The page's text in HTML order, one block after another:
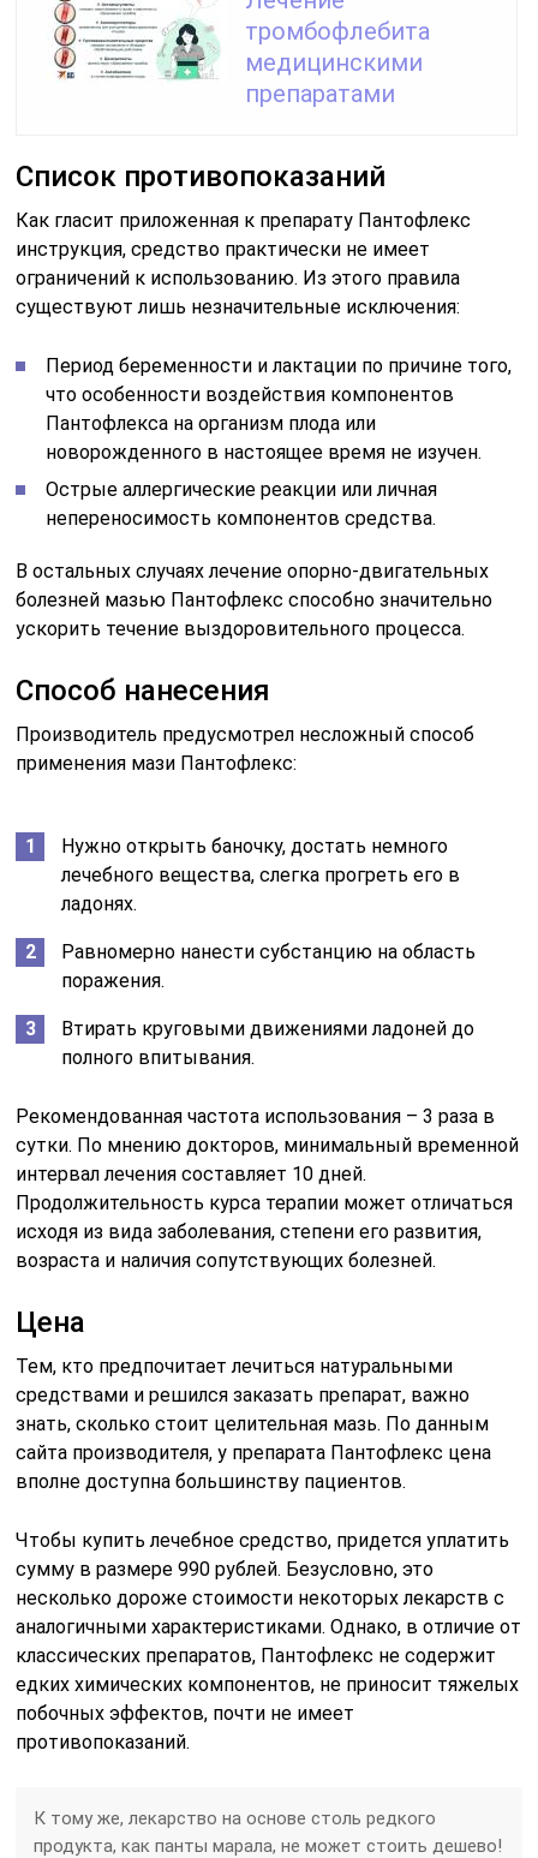
тромбофлебита
медицинскими
препаратами
Список противопоказаний
Как гласит приложенная к препарату Пантофлекс
инструкция, средство практически не имеет
ограничений к использованию. Из этого правила
существуют лишь незначительные исключения:
Период беременности и лактации по причине того,
что особенности воздействия компонентов
Пантофлекса на организм плода или
новорожденного в настоящее время не изучен.
Острые аллергические реакции или личная
непереносимость компонентов средства.
В остальных случаях лечение опорно-двигательных
болезней мазью Пантофлекс способно значительно
ускорить течение выздоровительного процесса.
Способ нанесения
Производитель предусмотрел несложный способ
применения мази Пантофлекс:
Нужно открыть баночку, достать немного
лечебного вещества, слегка прогреть его в
ладонях.
Равномерно нанести субстанцию на область
поражения.
Втирать круговыми движениями ладоней до
полного впитывания.
Рекомендованная частота использования – 3 раза в
сутки. По мнению докторов, минимальный временной
интервал лечения составляет 10 дней.
Продолжительность курса терапии может отличаться
исходя из вида заболевания, степени его развития,
возраста и наличия сопутствующих болезней.
Цена
Тем, кто предпочитает лечиться натуральными
средствами и решился заказать препарат, важно
знать, сколько стоит целительная мазь. По данным
сайта производителя, у препарата Пантофлекс цена
вполне доступна большинству пациентов.
Чтобы купить лечебное средство, придется уплатить
сумму в размере 990 рублей. Безусловно, это
несколько дороже стоимости некоторых лекарств с
аналогичными характеристиками. Однако, в отличие от
классических препаратов, Пантофлекс не содержит
едких химических компонентов, не приносит тяжелых
побочных эффектов, почти не имеет
противопоказаний.
К тому же, лекарство на основе столь редкого
продукта, как панты марала, не может стоить дешево!